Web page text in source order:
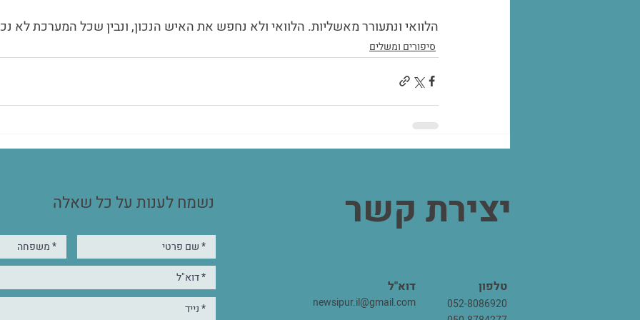
הלוואי ונתעורר מאשליות. הלוואי ולא נחפש את האיש הנכון, ונבין שכל המערכת לא
סיפורים ומשלים
נשמח לענות על כל שאלה יצירת קשר
טלפון
052-8086920
דוא"ל
newsipur.il@gmail.com